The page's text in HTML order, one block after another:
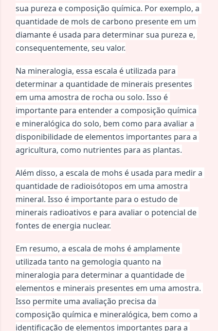
sua pureza e composição química. Por exemplo, a
quantidade de mols de carbono presente em um
diamante é usada para determinar sua pureza e,
consequentemente, seu valor.
Na mineralogia, essa escala é utilizada para
determinar a quantidade de minerais presentes
em uma amostra de rocha ou solo. Isso é
importante para entender a composição química
e mineralógica do solo, bem como para avaliar a
disponibilidade de elementos importantes para a
agricultura, como nutrientes para as plantas.
Além disso, a escala de mohs é usada para medir a
quantidade de radioisótopos em uma amostra
mineral. Isso é importante para o estudo de
minerais radioativos e para avaliar o potencial de
fontes de energia nuclear.
Em resumo, a escala de mohs é amplamente
utilizada tanto na gemologia quanto na
mineralogia para determinar a quantidade de
elementos e minerais presentes em uma amostra.
Isso permite uma avaliação precisa da
composição química e mineralógica, bem como a
identificação de elementos importantes para a